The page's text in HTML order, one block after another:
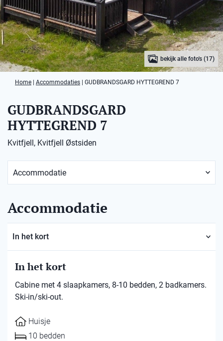
bekijk alle foto's (17)
Home Accommodaties GUDBRANDSGARD HYTTEGREND 7
GUDBRANDSGARD
HYTTEGREND 7
Kvitfjell, Kvitfjell Østsiden
Accommodatie
In het kort
In het kort
Cabine met 4 slaapkamers, 8-10 bedden, 2 badkamers.
Ski-in/ski-out.
Huisje
10 bedden